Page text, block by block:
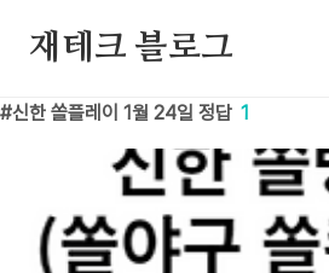
재테크 블로그
신한 쏠플레이 1월 24일 정답 1